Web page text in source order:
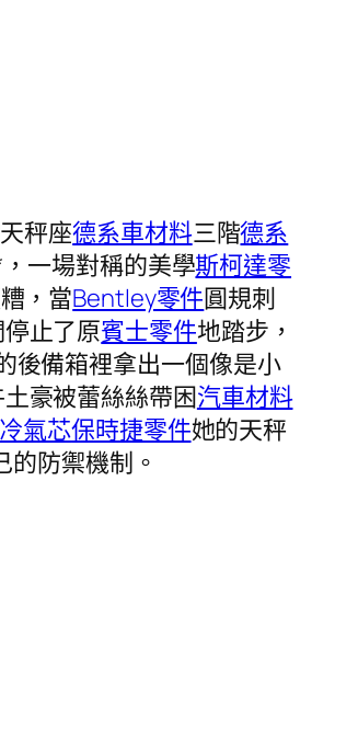
秤座德系車材料三階德系
一場對稱的美學斯柯達零
，當Bentley零件圓規刺
止了原賓士零件地踏步，
後備箱裡拿出一個像是小
豪被蕾絲絲帶困汽車材料
氣芯保時捷零件她的天秤
的防禦機制。